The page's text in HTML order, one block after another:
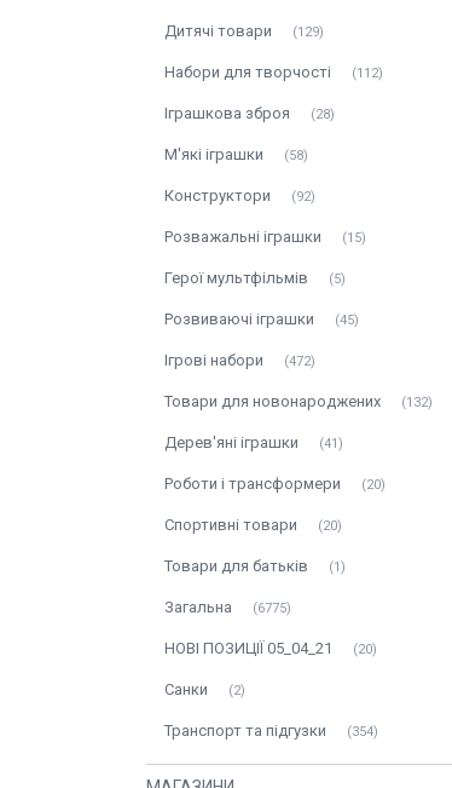
Дитячі товари 129
Набори для творчості 112
Іграшкова зброя 28
М'які іграшки 58
Конструктори 92
Розважальні іграшки 15
Герої мультфільмів 5
Розвиваючі іграшки 45
Ігрові набори 472
Товари для новонароджених 132
Дерев'яні іграшки 41
Роботи і трансформери 20
Спортивні товари 20
Товари для батьків 1
Загальна 6775
НОВІ ПОЗИЦІЇ 05_04_21 20
Санки 2
Транспорт та підгузки 354